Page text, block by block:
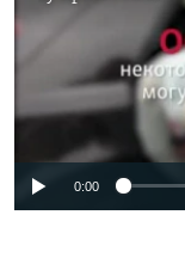
No
0:00